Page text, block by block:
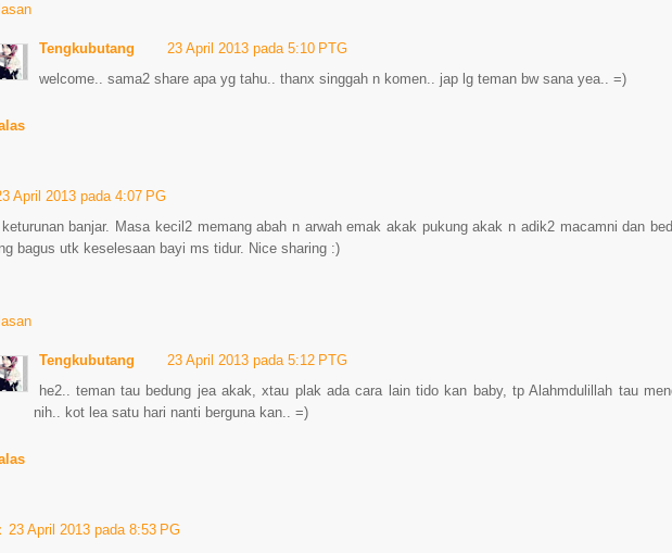
Tengkubutang
23 April 2013 pada 5:10 PTG
welcome.. sama2 share apa yg tahu.. thanx singgah n komen.. jap lg teman bw sana yea.. =)
April 2013 pada 4:07 PG
banjar. Masa kecil2 memang abah n arwah emak akak pukung akak n adik2 macamni dan
bagus utk keselesaan bayi ms tidur. Nice sharing :)
Tengkubutang
23 April 2013 pada 5:12 PTG
he2.. teman tau bedung jea akak, xtau plak ada cara lain tido kan baby, tp Alahmdulillah tau
nih.. kot lea satu hari nanti berguna kan.. =)
23 April 2013 pada 8:53 PG